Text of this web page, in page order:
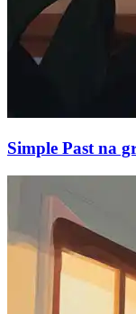
Simple Past na